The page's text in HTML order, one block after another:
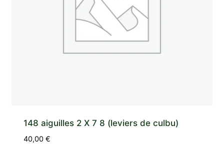
148 aiguilles 2 X 7 8 (leviers de culbu)
40,00€